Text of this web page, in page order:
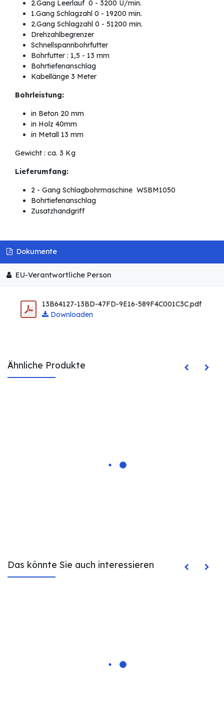
2.Gang Leerlauf 0 - 3200 U/min.
1.Gang Schlagzahl 0 - 19200 min.
2.Gang Schlagzahl 0 - 51200 min.
Drehzahlbegrenzer
Schnellspannbohrfutter
Bohrfutter : 1,5 - 13 mm
Bohrtiefenanschlag
Kabellänge 3 Meter
Bohrleistung:
in Beton 20 mm
in Holz 40mm
in Metall 13 mm
Gewicht : ca. 3 Kg
Lieferumfang:
2 - Gang Schlagbohrmaschine WSBM1050
Bohrtiefenanschlag
Zusatzhandgriff
Dokumente
EU-Verantwortliche Person
13B64127-13BD-47FD-9E16-589F4C001C3C.pdf
Downloaden
Ähnliche Produkte
Das könnte Sie auch interessieren